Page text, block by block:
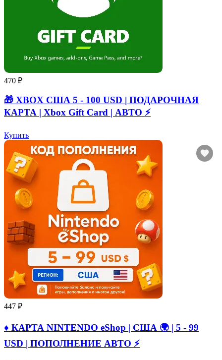
470 ₽
🎁 XBOX США 5 - 100 USD | ПОДАРОЧНАЯ
КАРТА | Xbox Gift Card | АВТО ⚡
Купить
447 ₽
♦️ КАРТА NINTENDO eShop | США 🌍 | 5 - 99
USD | ПОПОЛНЕНИЕ АВТО ⚡